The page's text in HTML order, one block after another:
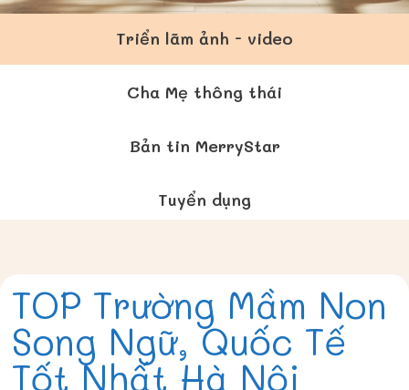
Triển lãm ảnh - video
Cha Mẹ thông thái
Bản tin MerryStar
Tuyển dụng
TOP Trường Mầm Non
Song Ngữ, Quốc Tế
Tốt Nhất Hà Nội